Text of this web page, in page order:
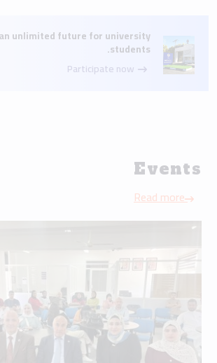
unlimited future for university
students.
Participate now
Events
Read more